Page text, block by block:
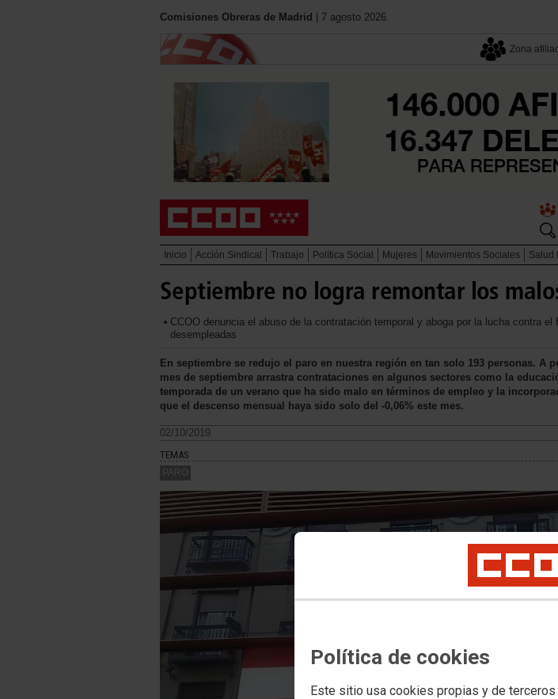
Política de cookies
Este sitio usa cookies propias y de
Comisiones Obreras de Madrid | 7 agosto 2026.
Zona
Inicio Acción Sindical Trabajo Política Social Mujeres Movimientos Sociales Salud
Septiembre no logra remontar los
CCOO denuncia el abuso de la contratación temporal y aboga por la lucha contra
desempleadas
En septiembre se redujo el paro en nuestra región en tan solo 193 personas. A
mes de septiembre arrastra contrataciones en algunos sectores como la
temporada de un verano que ha sido malo en términos de empleo y la
que el descenso mensual haya sido solo del -0,06% este mes.
02/10/2019.
TEMAS
PARO